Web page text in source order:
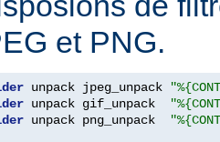
et PNG.
unpack jpeg_unpack
unpack gif_unpack
unpack png_unpack